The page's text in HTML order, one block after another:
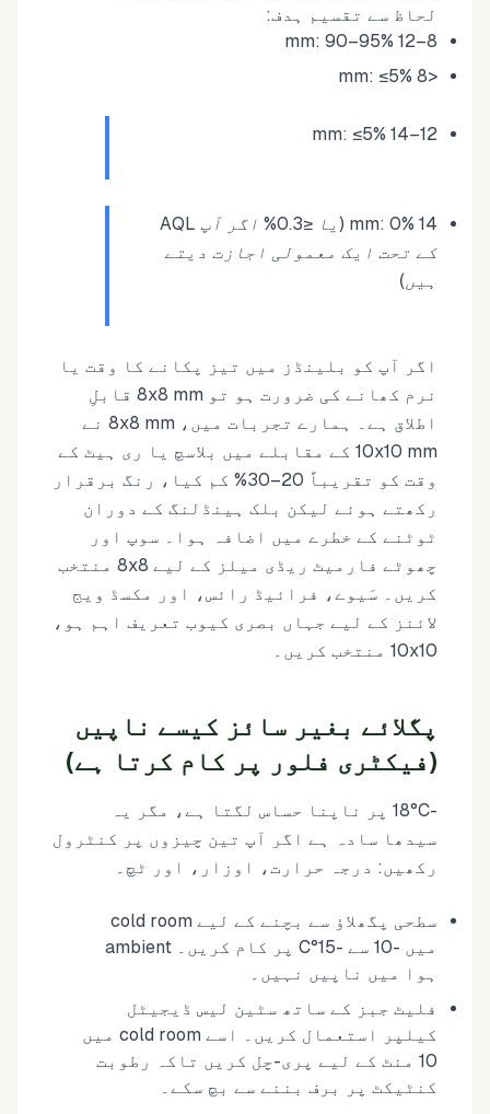
لحاظ سے تقسیم ہدف:
8–12 mm: 90–95%
<8 mm: ≤5%
12–14 mm: ≤5%
14 mm: 0% (یا ≤0.3% اگر آپ AQL
کے تحت ایک معمولی اجازت دیتے
ہیں)
اگر آپ کو بلینڈز میں تیز پکانے کا وقت یا
نرم کھانے کی ضرورت ہو تو 8x8 mm قابلِ
اطلاق ہے۔ ہمارے تجربات میں، 8x8 mm نے
10x10 mm کے مقابلے میں بلاسچ یا ری ہیٹ کے
وقت کو تقریباً 20–30% کم کیا، رنگ برقرار
رکھتے ہوئے لیکن بلک ہینڈلنگ کے دوران
ٹوٹنے کے خطرے میں اضافہ ہوا۔ سوپ اور
چھوٹے فارمیٹ ریڈی میلز کے لیے 8x8 منتخب
کریں۔ سَیوے، فرائیڈ رائس، اور مکسڈ ویج
لائنز کے لیے جہاں بصری کیوب تعریف اہم ہو،
10x10 منتخب کریں۔
پگلائے بغیر سائز کیسے ناپیں
(فیکٹری فلور پر کام کرتا ہے)
-18°C پر ناپنا حساس لگتا ہے، مگر یہ
سیدھا سادہ ہے اگر آپ تین چیزوں پر کنٹرول
رکھیں: درجہ حرارت، اوزار، اور ٹچ۔
سطحی پگھلاؤ سے بچنے کے لیے cold room
میں -10 سے -15°C پر کام کریں۔ ambient
ہوا میں ناپیں نہیں۔
فلیٹ جبز کے ساتھ سٹین لیس ڈیجیٹل
کیلپر استعمال کریں۔ اسے cold room میں
10 منٹ کے لیے پری-چل کریں تاکہ رطوبت
کنٹیکٹ پر برف بننے سے بچ سکے۔